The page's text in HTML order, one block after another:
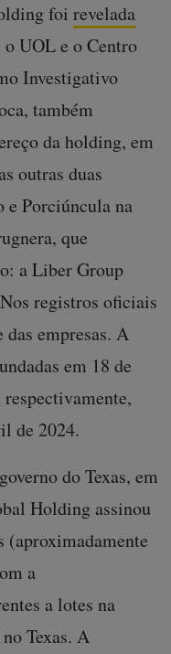
foi revelada
UOL e o Centro
Investigativo
também
da holding, em
outras duas
e Porciúncula na
que
a Liber Group
registros oficiais
empresas. A
em 18 de
de 2024.
do Texas, em
Holding assinou
a
a lotes na
Texas. A